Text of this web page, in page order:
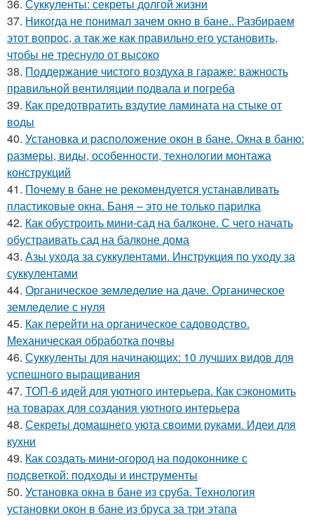
36. Суккуленты: секреты долгой жизни
37. Никогда не понимал зачем окно в бане.. Разбираем
этот вопрос, а так же как правильно его установить,
чтобы не треснуло от высоко
38. Поддержание чистого воздуха в гараже: важность
правильной вентиляции подвала и погреба
39. Как предотвратить вздутие ламината на стыке от
воды
40. Установка и расположение окон в бане. Окна в баню:
размеры, виды, особенности, технологии монтажа
конструкций
41. Почему в бане не рекомендуется устанавливать
пластиковые окна. Баня – это не только парилка
42. Как обустроить мини-сад на балконе. С чего начать
обустраивать сад на балконе дома
43. Азы ухода за суккулентами. Инструкция по уходу за
суккулентами
44. Органическое земледелие на даче. Органическое
земледелие с нуля
45. Как перейти на органическое садоводство.
Механическая обработка почвы
46. Суккуленты для начинающих: 10 лучших видов для
успешного выращивания
47. ТОП-6 идей для уютного интерьера. Как сэкономить
на товарах для создания уютного интерьера
48. Секреты домашнего уюта своими руками. Идеи для
кухни
49. Как создать мини-огород на подоконнике с
подсветкой: подходы и инструменты
50. Установка окна в бане из сруба. Технология
установки окон в бане из бруса за три этапа